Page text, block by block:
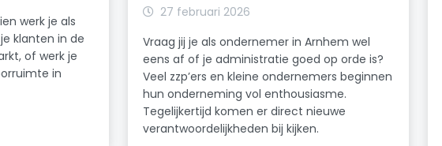
werk je als
klanten in de
of werk je
in
27 februari 2026
Vraag jij je als ondernemer in Arnhem wel
eens af of je administratie goed op orde is?
Veel zzp’ers en kleine ondernemers beginnen
hun onderneming vol enthousiasme.
Tegelijkertijd komen er direct nieuwe
verantwoordelijkheden bij kijken.